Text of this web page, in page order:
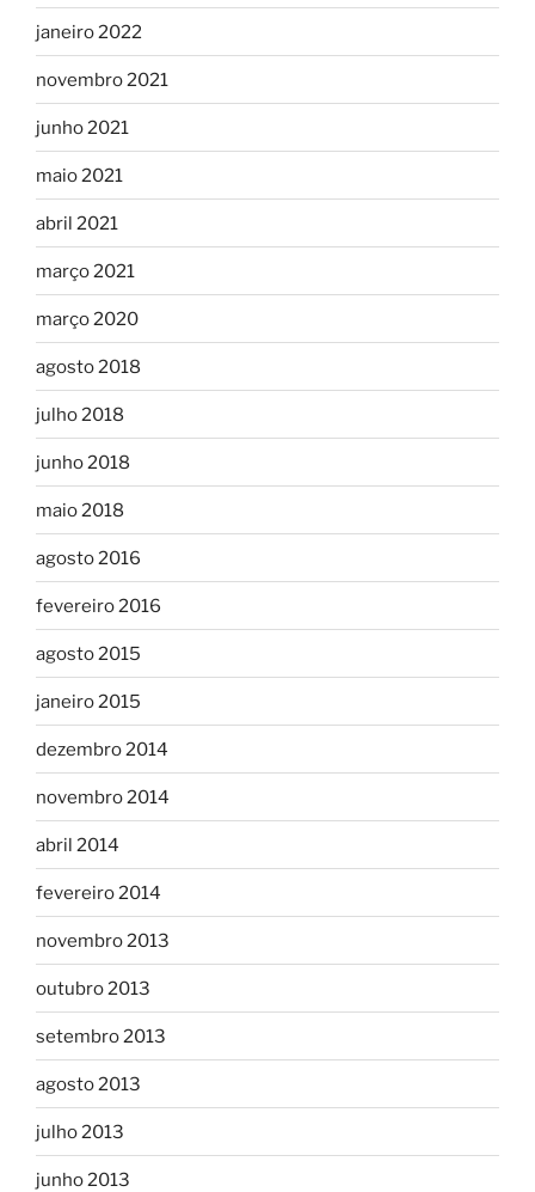
janeiro 2022
novembro 2021
junho 2021
maio 2021
abril 2021
março 2021
março 2020
agosto 2018
julho 2018
junho 2018
maio 2018
agosto 2016
fevereiro 2016
agosto 2015
janeiro 2015
dezembro 2014
novembro 2014
abril 2014
fevereiro 2014
novembro 2013
outubro 2013
setembro 2013
agosto 2013
julho 2013
junho 2013